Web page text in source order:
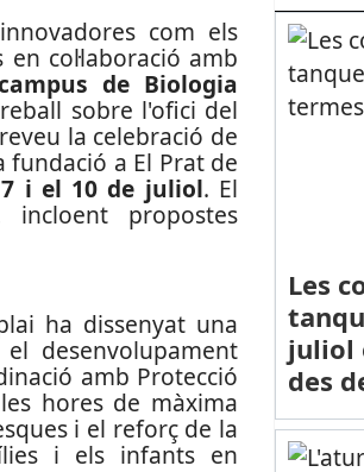
com els
col·laboració amb
de Biologia
sobre l'ofici del
la celebració de
fundació a El Prat de
i el 10 de juliol. El
propostes
ha dissenyat una
desenvolupament
amb Protecció
hores de màxima
i el reforç de la
i els infants en
Les
juliol
des